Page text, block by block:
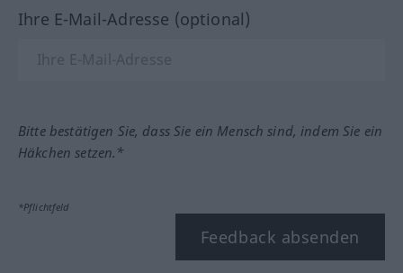
Ihre E-Mail-Adresse (optional)
Bitte bestätigen Sie, dass Sie ein Mensch sind, indem Sie ein
Häkchen setzen.*
*Pflichtfeld
Feedback absenden